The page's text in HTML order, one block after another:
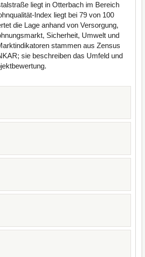
liegt in Otterbach im Bereich
Index liegt bei 79 von 100
die Lage anhand von Versorgung,
Sicherheit, Umwelt und
stammen aus Zensus
sie beschreiben das Umfeld und